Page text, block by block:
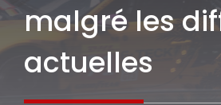
malgré les
actuelles